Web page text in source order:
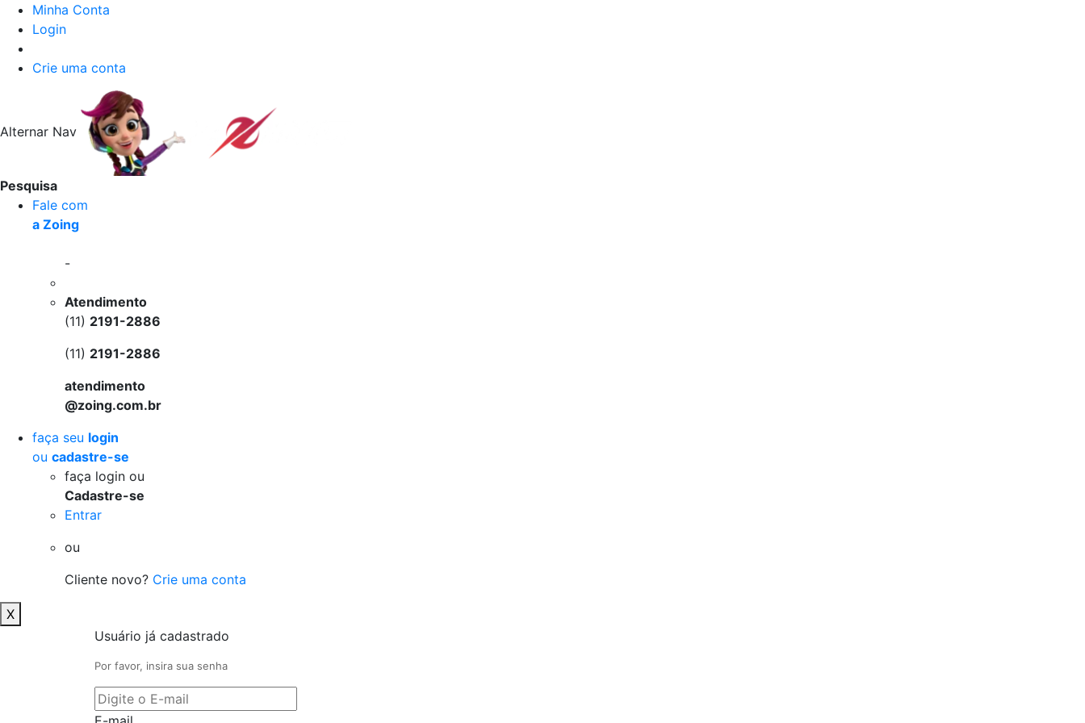
Minha Conta
Login
Crie uma conta
Alternar Nav
Pesquisa
Fale com
a Zoing
-
Atendimento
(11) 2191-2886
(11) 2191-2886
atendimento
@zoing.com.br
faça seu login
ou cadastre-se
faça login ou
Cadastre-se
Entrar
ou
Cliente novo? Crie uma conta
X
Usuário já cadastrado
Por favor, insira sua senha